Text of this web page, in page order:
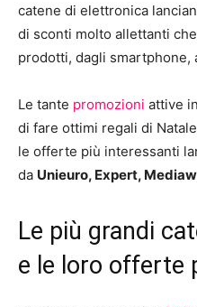
catene di elettronica
di sconti molto allettanti
prodotti, dagli smartphone,
Le tante promozioni attive
di fare ottimi regali di
le offerte più interessanti
da Unieuro, Expert,
Le più grandi
e le loro offerte